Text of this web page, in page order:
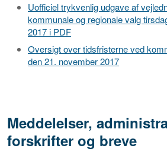
Uofficiel trykvenlig udgave af
kommunale og regionale valg
2017 i PDF
Oversigt over tidsfristerne ved
den 21. november 2017
Meddelelser,
forskrifter og breve